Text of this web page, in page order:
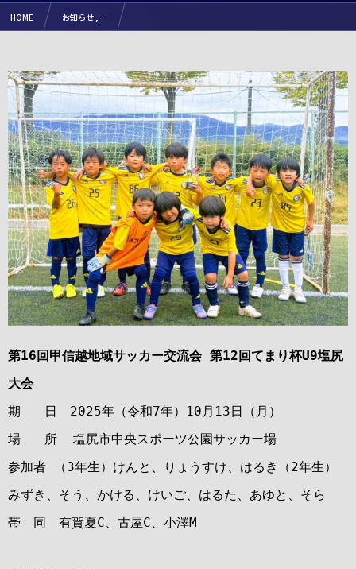
HOME お知らせ , …
第16回甲信越地域サッカー交流会 第12回てまり杯U9塩尻
大会
期 日 2025年（令和7年）10月13日（月）
場 所 塩尻市中央スポーツ公園サッカー場
参加者 （3年生）けんと、りょうすけ、はるき（2年生）
みずき、そう、かける、けいご、はるた、あゆと、そら
帯 同 有賀夏C、古屋C、小澤M